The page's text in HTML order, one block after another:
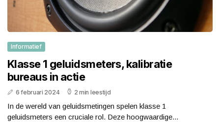
Informatief
Klasse 1 geluidsmeters, kalibratie
bureaus in actie
6 februari 2024 2 min leestijd
In de wereld van geluidsmetingen spelen klasse 1
geluidsmeters een cruciale rol. Deze hoogwaardige...